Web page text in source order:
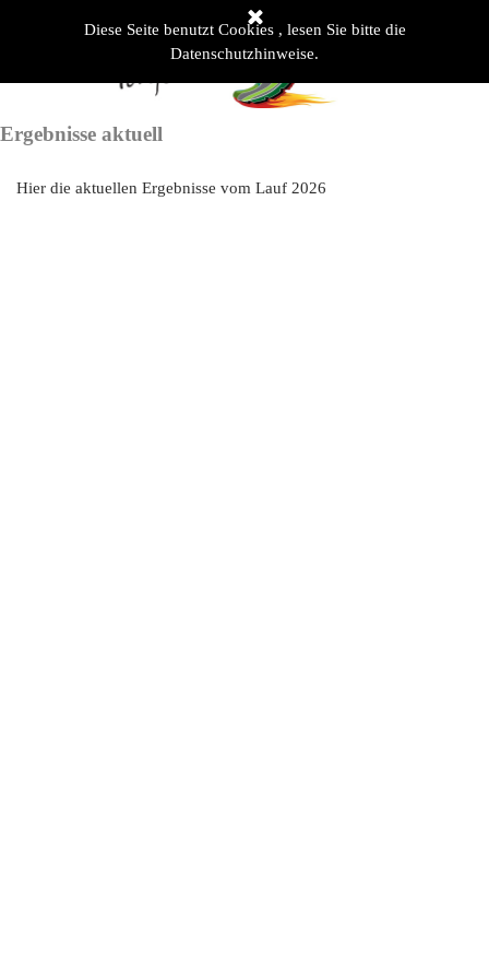
Diese Seite benutzt Cookies , lesen Sie bitte die
Datenschutzhinweise.
Menü überspringen
Ergebnisse aktuell
Hier die aktuellen Ergebnisse vom Lauf 2026